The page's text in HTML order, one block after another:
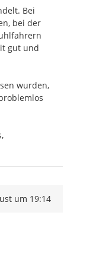
Bei
bei der
gut und
wurden,
des Erstellens
des Erstellens
um 19:14Zur Äußerung